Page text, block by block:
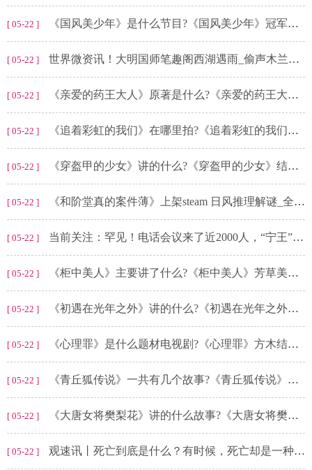
[ 05-22 ] 《国风美少年》是什么节目?《国风美少年》冠军是谁?
[ 05-22 ] 世界微资讯！大明国师笔趣阁西湖遇雨_偷声木兰花遇雨赏析
[ 05-22 ] 《亲爱的药王大人》原著是什么?《亲爱的药王大人》刘宇饰演的是谁?
[ 05-22 ] 《追着彩虹的我们》在哪里拍?《追着彩虹的我们》陈暮光扮演者是谁?
[ 05-22 ] 《穿盔甲的少女》讲的什么?《穿盔甲的少女》结局是什么?
[ 05-22 ] 《和阶堂真的案件薄》上架steam 日风推理解谜_全球快报
[ 05-22 ] 当前关注：罕见！电话会议来了近2000人，“宁王”被踏破门槛！热度堪比茅台股东大会
[ 05-22 ] 《柜中美人》主要讲了什么?《柜中美人》芳草美人是谁演的?
[ 05-22 ] 《初遇在光年之外》讲的什么?《初遇在光年之外》人物结局怎么样?
[ 05-22 ] 《心理罪》是什么题材电视剧?《心理罪》方木结局是什么?
[ 05-22 ] 《青丘狐传说》一共有几个故事?《青丘狐传说》孟安仁结局是什么?
[ 05-22 ] 《大唐女将樊梨花》讲的什么故事?《大唐女将樊梨花》陈金定扮演者是谁?
[ 05-22 ] 观速讯丨死亡到底是什么？有时候，死亡却是一种福利